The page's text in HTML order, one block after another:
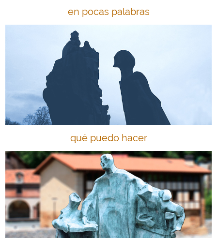
en pocas palabras
qué puedo hacer